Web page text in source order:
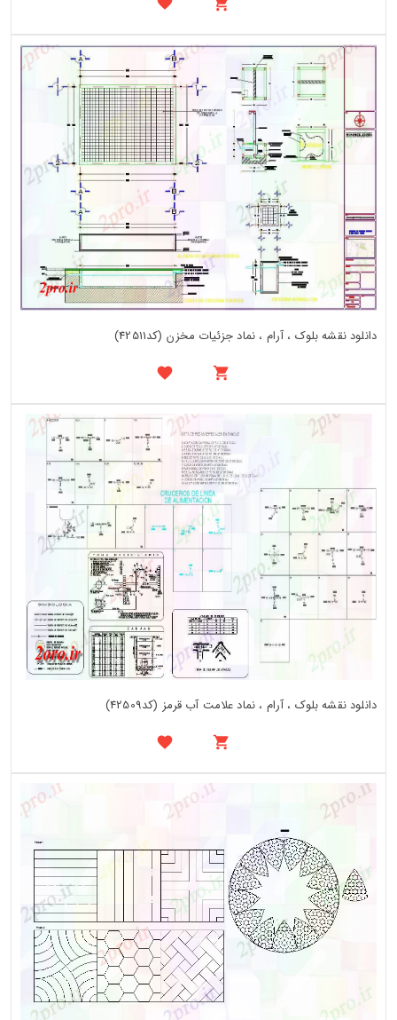
دانلود نقشه بلوک ، آرام ، نماد جزئیات مخزن (کد42511)
دانلود نقشه بلوک ، آرام ، نماد علامت آب قرمز (کد42509)